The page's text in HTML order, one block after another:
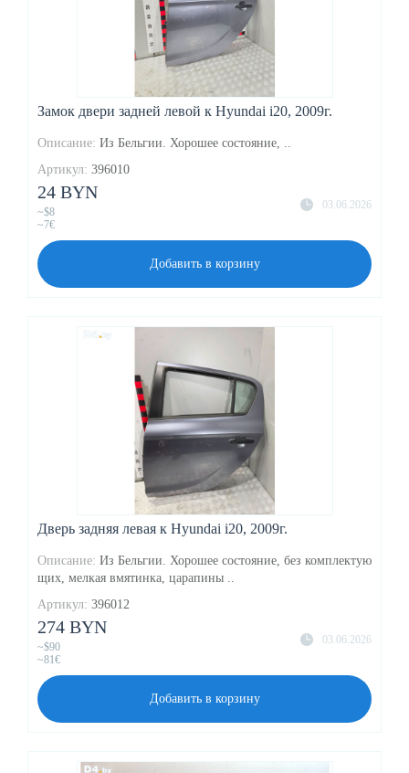
Замок двери задней левой к Hyundai i20, 2009г.
Описание: Из Бельгии. Хорошее состояние, ..
Артикул: 396010
03.06.2026
24 BYN
~$8
~7€
Добавить в корзину
Дверь задняя левая к Hyundai i20, 2009г.
Описание: Из Бельгии. Хорошее состояние, без комплектую
щих, мелкая вмятинка, царапины ..
Артикул: 396012
03.06.2026
274 BYN
~$90
~81€
Добавить в корзину